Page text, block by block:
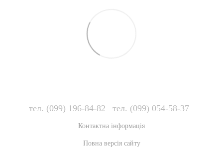
тел. (099) 196-84-82 тел. (099) 054-58-37
Контактна інформація
Повна версія сайту